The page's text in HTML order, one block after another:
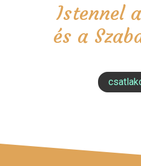
Istennel
és a